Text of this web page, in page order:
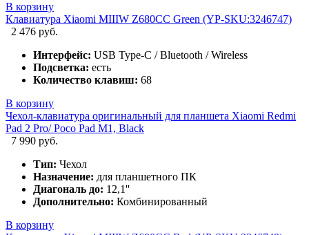
В корзину
Клавиатура Xiaomi MIIIW Z680CC Green (YP-SKU:3246747)
2 476 руб.
Интерфейс: USB Type-C / Bluetooth / Wireless
Подсветка: есть
Количество клавиш: 68
В корзину
Чехол-клавиатура оригинальный для планшета Xiaomi Redmi
Pad 2 Pro/ Poco Pad M1, Black
7 990 руб.
Тип: Чехол
Назначение: для планшетного ПК
Диагональ до: 12,1''
Дополнительно: Комбинированный
В корзину